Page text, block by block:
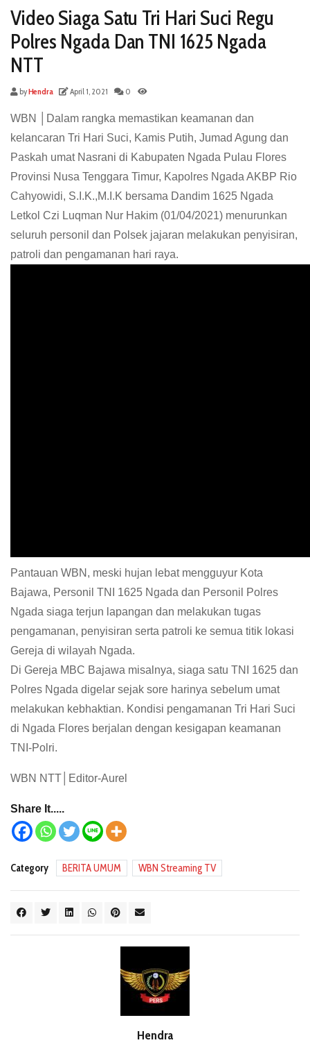
Video Siaga Satu Tri Hari Suci Regu
Polres Ngada Dan TNI 1625 Ngada
NTT
byHendra April 1, 2021 0
WBN │Dalam rangka memastikan keamanan dan
kelancaran Tri Hari Suci, Kamis Putih, Jumad Agung dan
Paskah umat Nasrani di Kabupaten Ngada Pulau Flores
Provinsi Nusa Tenggara Timur, Kapolres Ngada AKBP Rio
Cahyowidi, S.I.K.,M.I.K bersama Dandim 1625 Ngada
Letkol Czi Luqman Nur Hakim (01/04/2021) menurunkan
seluruh personil dan Polsek jajaran melakukan penyisiran,
patroli dan pengamanan hari raya.
Pantauan WBN, meski hujan lebat mengguyur Kota
Bajawa, Personil TNI 1625 Ngada dan Personil Polres
Ngada siaga terjun lapangan dan melakukan tugas
pengamanan, penyisiran serta patroli ke semua titik lokasi
Gereja di wilayah Ngada.
Di Gereja MBC Bajawa misalnya, siaga satu TNI 1625 dan
Polres Ngada digelar sejak sore harinya sebelum umat
melakukan kebhaktian. Kondisi pengamanan Tri Hari Suci
di Ngada Flores berjalan dengan kesigapan keamanan
TNI-Polri.
WBN NTT│Editor-Aurel
Share It.....
Category BERITA UMUM WBN Streaming TV
Hendra